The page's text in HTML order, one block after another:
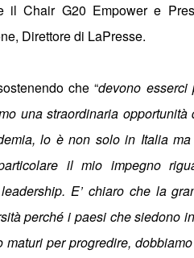
il Chair G20 Empower e
Direttore di LaPresse.
che “devono esserci
una straordinaria
lo è non solo in Italia
il mio impegno
E’ chiaro che la
perché i paesi che siedono
per progredire,